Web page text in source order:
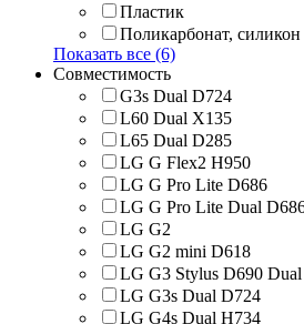
Пластик
Поликарбонат, силикон
Показать все (6)
Совместимость
G3s Dual D724
L60 Dual X135
L65 Dual D285
LG G Flex2 H950
LG G Pro Lite D686
LG G Pro Lite Dual
LG G2
LG G2 mini D618
LG G3 Stylus D690 Dual
LG G3s Dual D724
LG G4s Dual H734